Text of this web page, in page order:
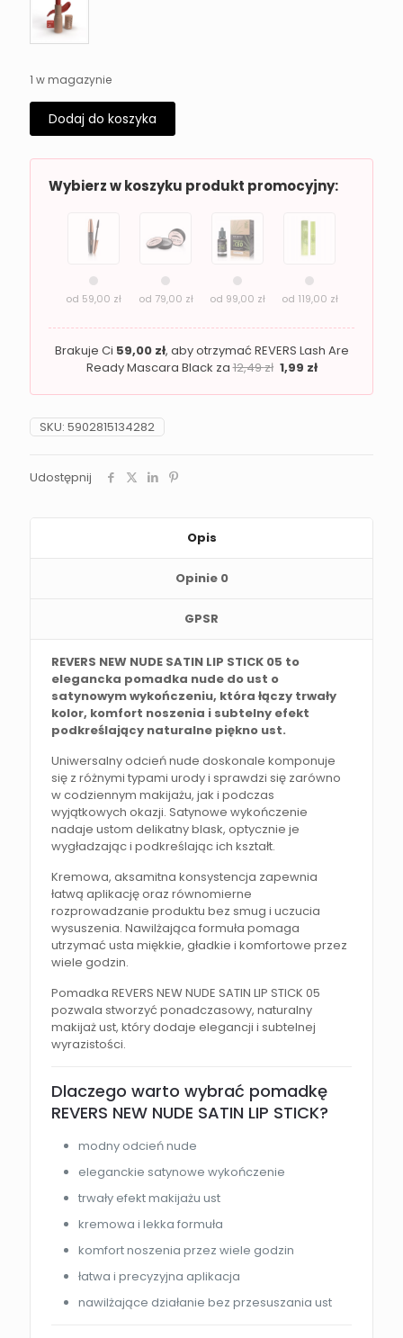
1 w magazynie
Dodaj do koszyka
Wybierz w koszyku produkt promocyjny:
od 59,00 zł od 79,00 zł od 99,00 zł od 119,00 zł
Brakuje Ci 59,00 zł, aby otrzymać REVERS Lash Are
Ready Mascara Black za12,49zł 1,99 zł
SKU: 5902815134282
Udostępnij
Opis
Opinie 0
GPSR
REVERS NEW NUDE SATIN LIP STICK 05 to
elegancka pomadka nude do ust o
satynowym wykończeniu, która łączy trwały
kolor, komfort noszenia i subtelny efekt
podkreślający naturalne piękno ust.
Uniwersalny odcień nude doskonale komponuje
się z różnymi typami urody i sprawdzi się zarówno
w codziennym makijażu, jak i podczas
wyjątkowych okazji. Satynowe wykończenie
nadaje ustom delikatny blask, optycznie je
wygładzając i podkreślając ich kształt.
Kremowa, aksamitna konsystencja zapewnia
łatwą aplikację oraz równomierne
rozprowadzanie produktu bez smug i uczucia
wysuszenia. Nawilżająca formuła pomaga
utrzymać usta miękkie, gładkie i komfortowe przez
wiele godzin.
Pomadka REVERS NEW NUDE SATIN LIP STICK 05
pozwala stworzyć ponadczasowy, naturalny
makijaż ust, który dodaje elegancji i subtelnej
wyrazistości.
Dlaczego warto wybrać pomadkę
REVERS NEW NUDE SATIN LIP STICK?
modny odcień nude
eleganckie satynowe wykończenie
trwały efekt makijażu ust
kremowa i lekka formuła
komfort noszenia przez wiele godzin
łatwa i precyzyjna aplikacja
nawilżające działanie bez przesuszania ust